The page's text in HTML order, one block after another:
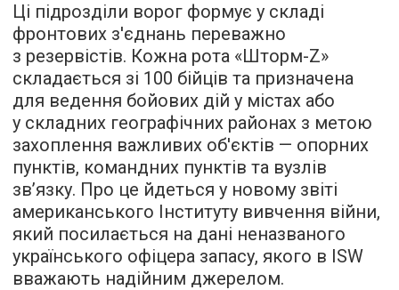
Ці підрозділи ворог формує у складі
фронтових з'єднань переважно
з резервістів. Кожна рота «Шторм-Z»
складається зі 100 бійців та призначена
для ведення бойових дій у містах або
у складних географічних районах з метою
захоплення важливих об'єктів — опорних
пунктів, командних пунктів та вузлів
зв’язку. Про це йдеться у новому звіті
американського Інституту вивчення війни,
який посилається на дані неназваного
українського офіцера запасу, якого в ISW
вважають надійним джерелом.